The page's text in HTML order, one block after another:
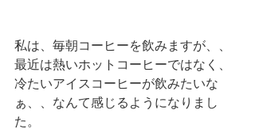
私は、毎朝コーヒーを飲みますが、、
最近は熱いホットコーヒーではなく、
冷たいアイスコーヒーが飲みたいな
ぁ、、なんて感じるようになりまし
た。